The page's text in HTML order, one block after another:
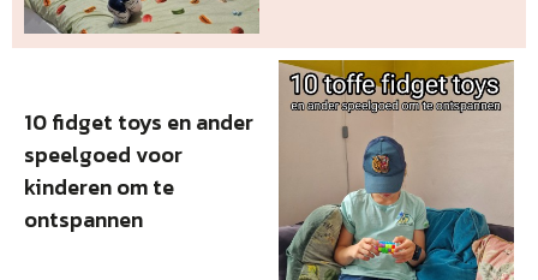
10 fidget toys en ander
speelgoed voor
kinderen om te
ontspannen